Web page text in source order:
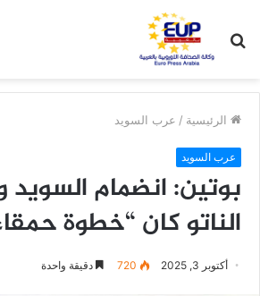
عن
الرئيسية / عرب السويد
عرب السويد
بوتين: انضمام السويد
الناتو كان “خطوة
أكتوبر 3, 2025 720 دقيقة واحدة